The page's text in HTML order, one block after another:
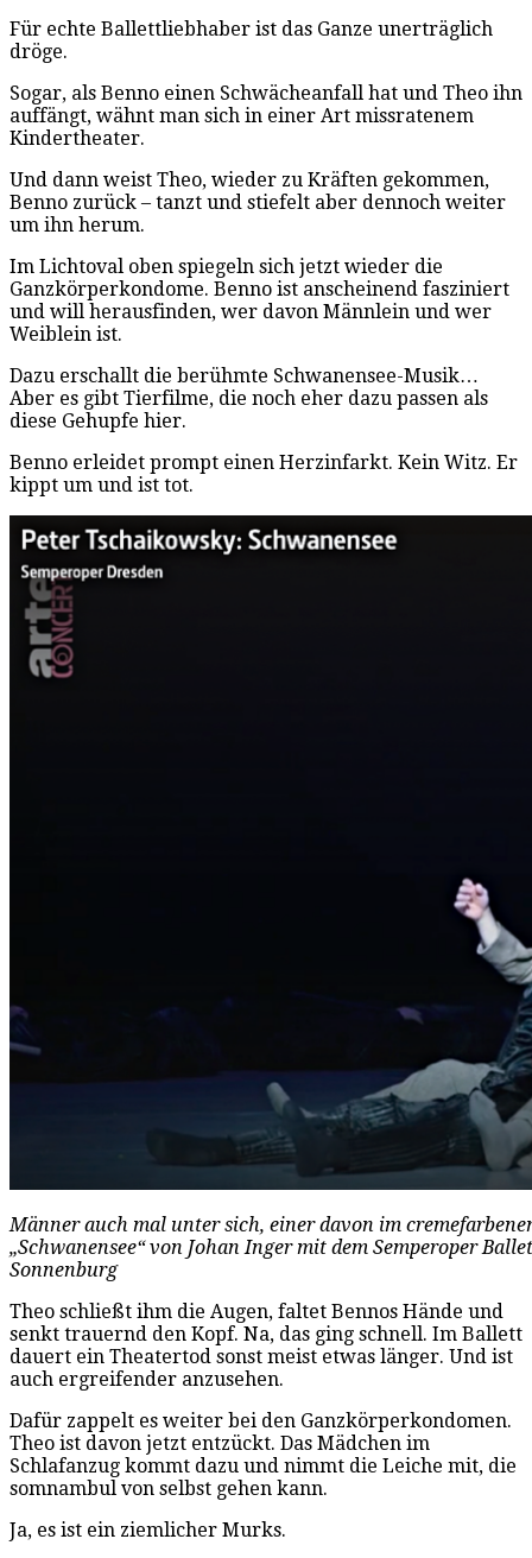
Für echte Ballettliebhaber ist das Ganze unerträglich
dröge.
Sogar, als Benno einen Schwächeanfall hat und Theo ihn
auffängt, wähnt man sich in einer Art missratenem
Kindertheater.
Und dann weist Theo, wieder zu Kräften gekommen,
Benno zurück – tanzt und stiefelt aber dennoch weiter
um ihn herum.
Im Lichtoval oben spiegeln sich jetzt wieder die
Ganzkörperkondome. Benno ist anscheinend fasziniert
und will herausfinden, wer davon Männlein und wer
Weiblein ist.
Dazu erschallt die berühmte Schwanensee-Musik…
Aber es gibt Tierfilme, die noch eher dazu passen als
diese Gehupfe hier.
Benno erleidet prompt einen Herzinfarkt. Kein Witz. Er
kippt um und ist tot.
Männer auch mal unter sich, einer davon im
„Schwanensee“ von Johan Inger mit dem Semperoper
Sonnenburg
Theo schließt ihm die Augen, faltet Bennos Hände und
senkt trauernd den Kopf. Na, das ging schnell. Im Ballett
dauert ein Theatertod sonst meist etwas länger. Und ist
auch ergreifender anzusehen.
Dafür zappelt es weiter bei den Ganzkörperkondomen.
Theo ist davon jetzt entzückt. Das Mädchen im
Schlafanzug kommt dazu und nimmt die Leiche mit, die
somnambul von selbst gehen kann.
Ja, es ist ein ziemlicher Murks.